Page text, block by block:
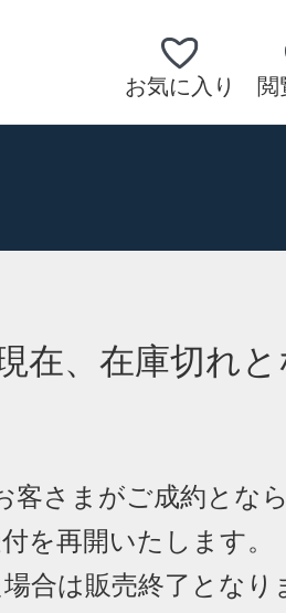
お気に入り 閲
在、在庫切れ
客さまがご成約とな
を再開いたします。
合は販売終了となり